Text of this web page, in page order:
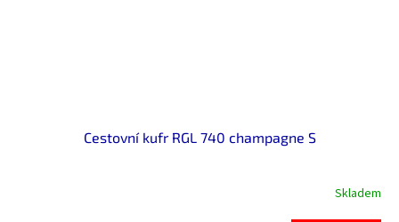
Cestovní kufr RGL 740 champagne S
Skladem